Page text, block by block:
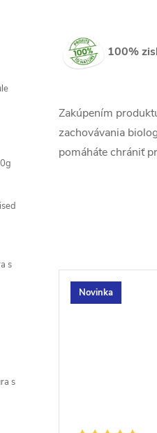
s
s
100%
Zakúpením
zachovávania
pomáháte chrániť
Novinka